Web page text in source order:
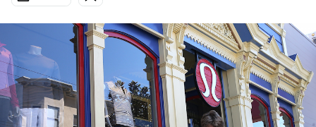
Economia
Mondiali calcio 2026
PODCAST